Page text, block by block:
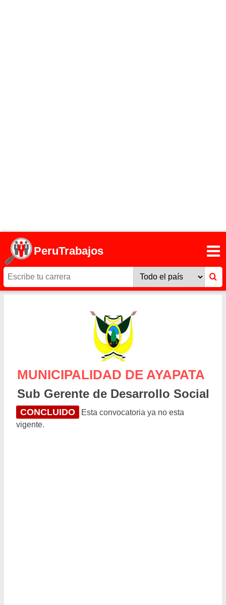
PeruTrabajos
MUNICIPALIDAD DE AYAPATA
Sub Gerente de Desarrollo Social
CONCLUIDO
Esta convocatoria ya no esta
vigente.